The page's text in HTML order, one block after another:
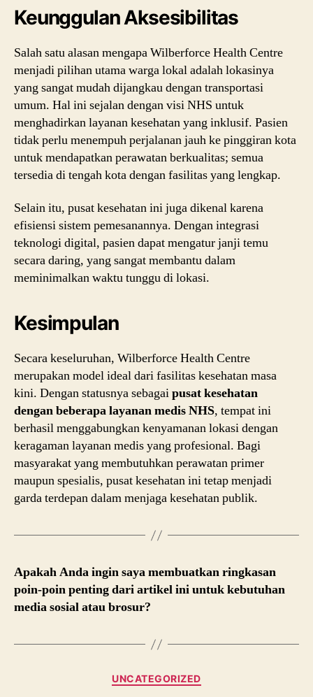
Keunggulan Aksesibilitas
Salah satu alasan mengapa Wilberforce Health Centre
menjadi pilihan utama warga lokal adalah lokasinya
yang sangat mudah dijangkau dengan transportasi
umum. Hal ini sejalan dengan visi NHS untuk
menghadirkan layanan kesehatan yang inklusif. Pasien
tidak perlu menempuh perjalanan jauh ke pinggiran kota
untuk mendapatkan perawatan berkualitas; semua
tersedia di tengah kota dengan fasilitas yang lengkap.
Selain itu, pusat kesehatan ini juga dikenal karena
efisiensi sistem pemesanannya. Dengan integrasi
teknologi digital, pasien dapat mengatur janji temu
secara daring, yang sangat membantu dalam
meminimalkan waktu tunggu di lokasi.
Kesimpulan
Secara keseluruhan, Wilberforce Health Centre
merupakan model ideal dari fasilitas kesehatan masa
kini. Dengan statusnya sebagaipusat kesehatan
dengan beberapa layanan medis NHS, tempat ini
berhasil menggabungkan kenyamanan lokasi dengan
keragaman layanan medis yang profesional. Bagi
masyarakat yang membutuhkan perawatan primer
maupun spesialis, pusat kesehatan ini tetap menjadi
garda terdepan dalam menjaga kesehatan publik.
Apakah Anda ingin saya membuatkan ringkasan
poin-poin penting dari artikel ini untuk kebutuhan
media sosial atau brosur?
UNCATEGORIZED